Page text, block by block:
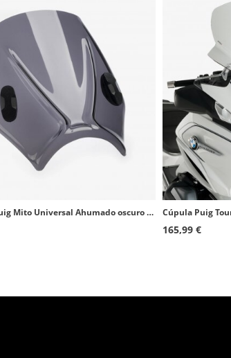
Cúpula Puig Mito Universal Ahumado oscuro 20702F
165,99 €